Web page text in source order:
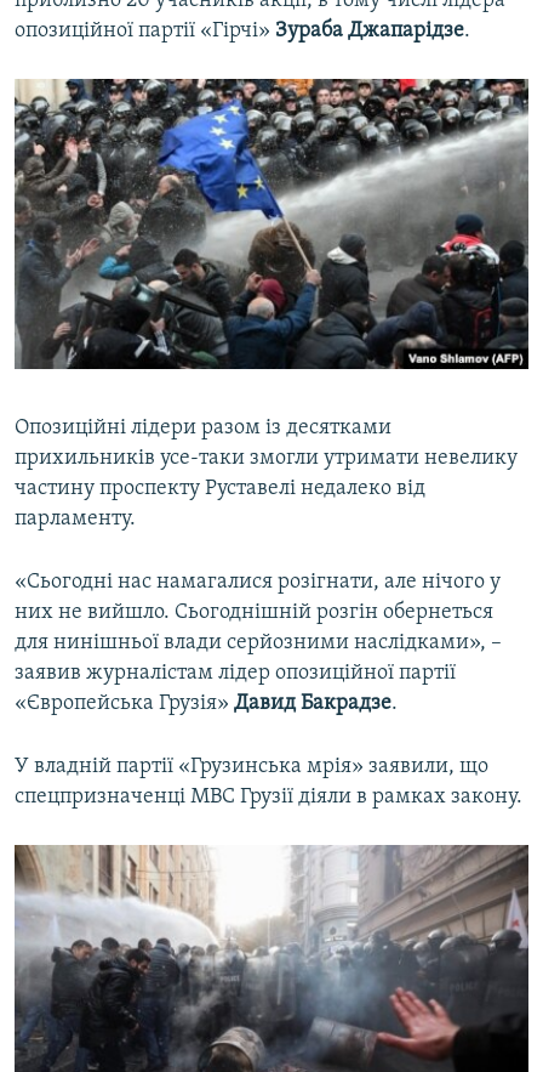
опозиційної партії «Гірчі» Зураба Джапарідзе.
Опозиційні лідери разом із десятками
прихильників усе-таки змогли утримати невелику
частину проспекту Руставелі недалеко від
парламенту.
«Сьогодні нас намагалися розігнати, але нічого у
них не вийшло. Сьогоднішній розгін обернеться
для нинішньої влади серйозними наслідками», –
заявив журналістам лідер опозиційної партії
«Європейська Грузія» Давид Бакрадзе.
У владній партії «Грузинська мрія» заявили, що
спецпризначенці МВС Грузії діяли в рамках закону.